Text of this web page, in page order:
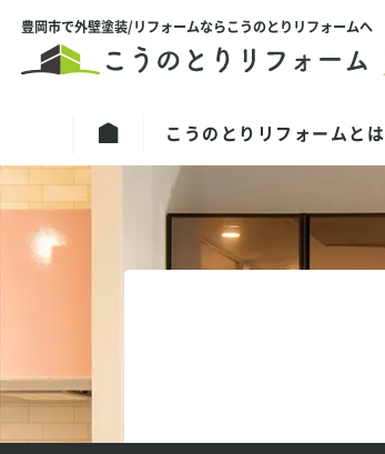
豊岡市で外壁塗装/リフォームならこうのとりリフォームへ
こうのとりリフォームとは